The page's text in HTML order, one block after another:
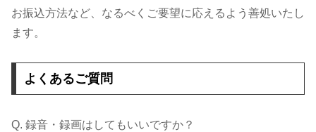
お振込方法など、なるべくご要望に応えるよう善処いたし
ます。
よくあるご質問
Q. 録音・録画はしてもいいですか？